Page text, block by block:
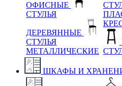
ОФИСНЫЕ
СТУЛЬЯ
ДЕРЕВЯННЫЕ
СТУЛЬЯ
МЕТАЛЛИЧЕСКИЕ
ШКАФЫ И